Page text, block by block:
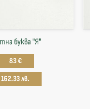
буква "Я"
83 €
162.33 лв.